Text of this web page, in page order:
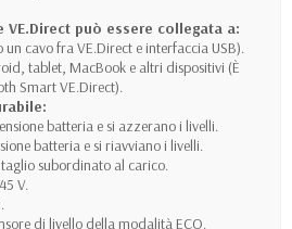
VE.Direct può essere collegata a:
un cavo fra VE.Direct e interfaccia USB).
tablet, MacBook e altri dispositivi (È
Smart VE.Direct).
batteria e si azzerano i livelli.
batteria e si riavviano i livelli.
subordinato al carico.
V.
di livello della modalità ECO.